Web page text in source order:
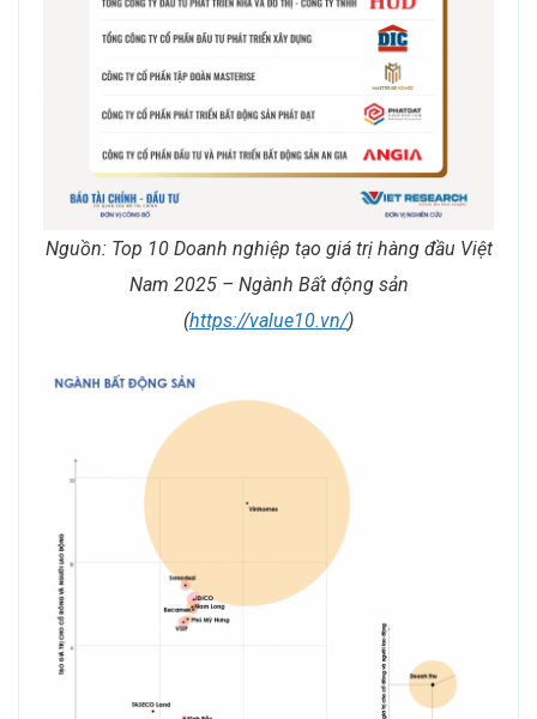
Nguồn: Top 10 Doanh nghiệp tạo giá trị hàng đầu Việt
Nam 2025 – Ngành Bất động sản
(https://value10.vn/)